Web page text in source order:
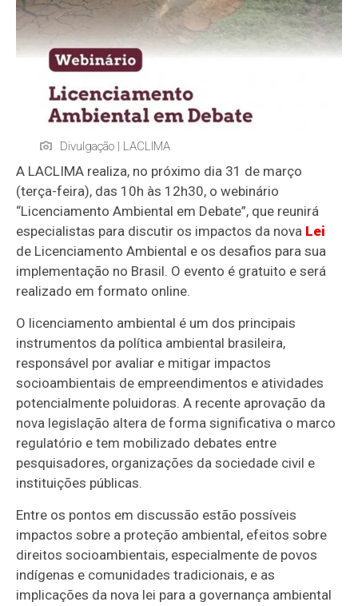
Divulgação | LACLIMA
A LACLIMA realiza, no próximo dia 31 de março
(terça-feira), das 10h às 12h30, o webinário
“Licenciamento Ambiental em Debate”, que reunirá
especialistas para discutir os impactos da nova Lei
de Licenciamento Ambiental e os desafios para sua
implementação no Brasil. O evento é gratuito e será
realizado em formato online.
O licenciamento ambiental é um dos principais
instrumentos da política ambiental brasileira,
responsável por avaliar e mitigar impactos
socioambientais de empreendimentos e atividades
potencialmente poluidoras. A recente aprovação da
nova legislação altera de forma significativa o marco
regulatório e tem mobilizado debates entre
pesquisadores, organizações da sociedade civil e
instituições públicas.
Entre os pontos em discussão estão possíveis
impactos sobre a proteção ambiental, efeitos sobre
direitos socioambientais, especialmente de povos
indígenas e comunidades tradicionais, e as
implicações da nova lei para a governança ambiental